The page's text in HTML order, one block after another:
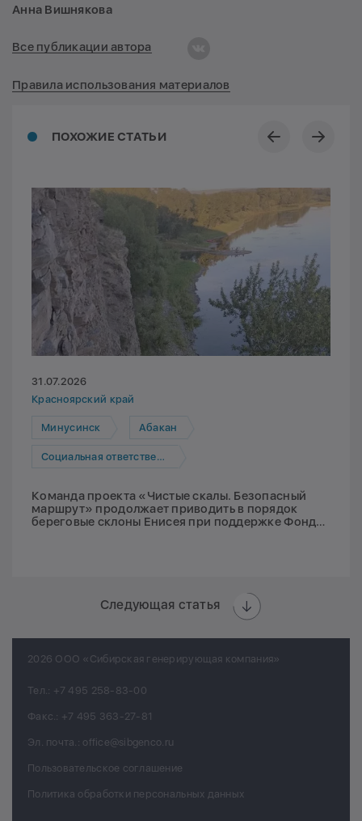
ПОХОЖИЕ СТАТЬИ
31.07.2026
Красноярский край
Минусинск Абакан
Социальная ответственность
Команда проекта «Чистые скалы. Безопасный
маршрут» продолжает приводить в порядок
береговые склоны Енисея при поддержке Фонда
Следующая статья
Анна Вишнякова
Все публикации автора
Правила использования материалов
2026 ООО «Сибирская генерирующая компания»
Тел.: +7 495 258-83-00
Факс.: +7 495 363-27-81
Эл. почта.: office@sibgenco.ru
Пользовательское соглашение
Политика обработки персональных данных